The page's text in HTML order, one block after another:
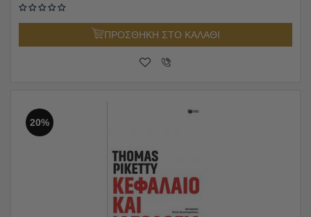
ΠΡΟΣΘΗΚΗ ΣΤΟ ΚΑΛΑΘΙ
20%